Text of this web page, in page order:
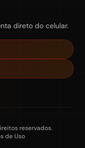
direto do celular.
reservados.
de Uso